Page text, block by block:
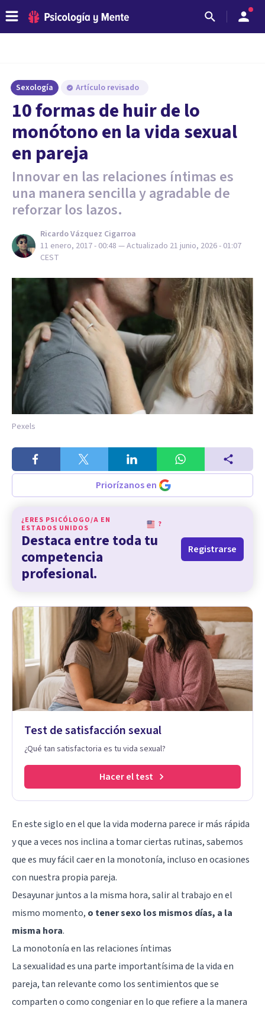
Sexología Artículo revisado
10 formas de huir de lo
monótono en la vida sexual
en pareja
Innovar en las relaciones íntimas es
una manera sencilla y agradable de
reforzar los lazos.
Ricardo Vázquez Cigarroa
11 enero, 2017 - 00:48 — Actualizado 21 junio, 2026 - 01:07
CEST
Pexels
Priorízanos en
¿ERES PSICÓLOGO/A EN
ESTADOS UNIDOS
?
Destaca entre toda tu
competencia
profesional.
Registrarse
Test de satisfacción sexual
¿Qué tan satisfactoria es tu vida sexual?
Hacer el test
En este siglo en el que la vida moderna parece ir más rápida
y que a veces nos inclina a tomar ciertas rutinas, sabemos
que es muy fácil caer en la monotonía, incluso en ocasiones
con nuestra propia pareja.
Desayunar juntos a la misma hora, salir al trabajo en el
mismo momento, o tener sexo los mismos días, a la
misma hora.
La monotonía en las relaciones íntimas
La sexualidad es una parte importantísima de la vida en
pareja, tan relevante como los sentimientos que se
comparten o como congeniar en lo que refiere a la manera